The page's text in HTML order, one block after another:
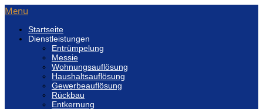
Menu
Startseite
Dienstleistungen
Entrümpelung
Messie
Wohnungsauflösung
Haushaltsauflösung
Gewerbeauflösung
Rückbau
Entkernung